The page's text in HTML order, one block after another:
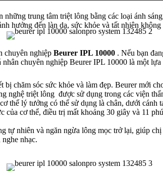
trung tâm triệt lông bằng các loại ánh
hưởng đến làn da, sức khỏe và tất nhiên
chuyên nghiệp Beurer IPL 10000 . Nếu bạn
chuyên nghiệp Beurer IPL 10000 là một
sóc sức khỏe và làm đẹp. Beurer mới
nghệ triệt lông được sử dụng trong các viện
thể lý tưởng có thể sử dụng là chân, dưới
cơ thể, điều trị mất khoảng 30 giây và 11
tự nhiên và ngăn ngừa lông mọc trở lại, giúp
nhạc.